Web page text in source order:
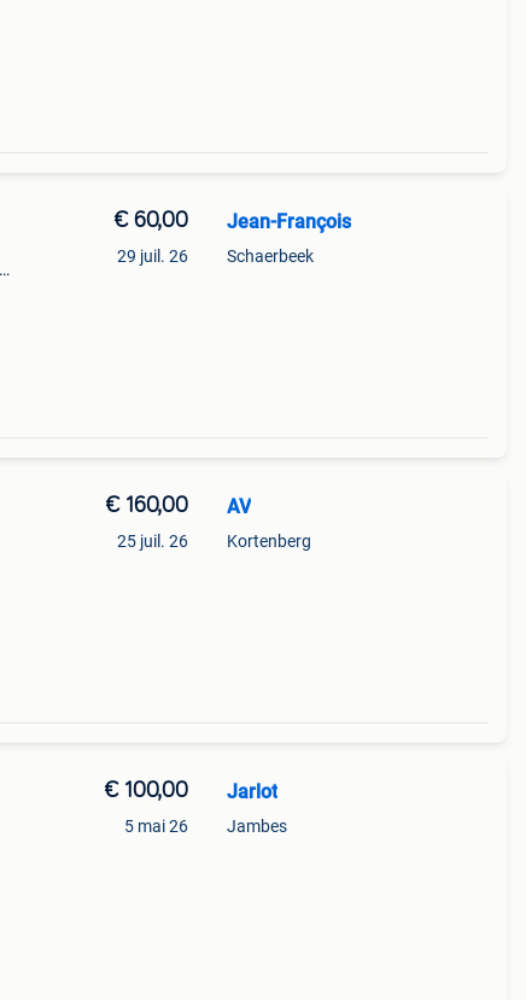
€ 60,00
29 juil. 26
Jean-François
Schaerbeek
€ 160,00
25 juil. 26
AV
Kortenberg
€ 100,00
5 mai 26
Jarlot
Jambes